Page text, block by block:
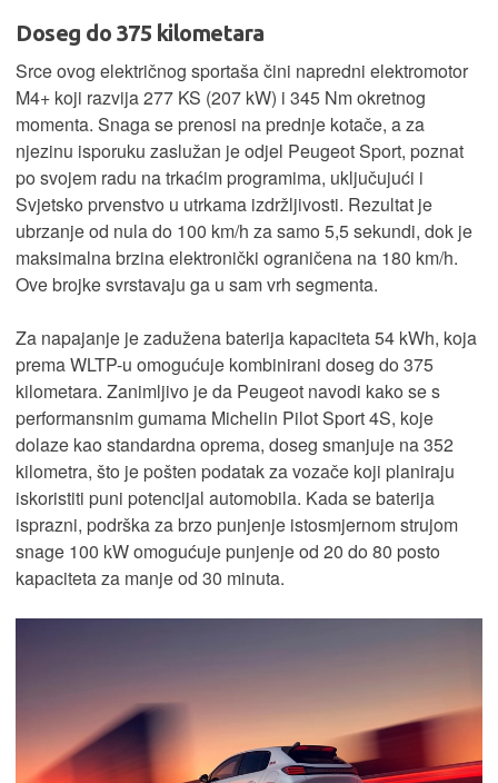
Doseg do 375 kilometara
Srce ovog električnog sportaša čini napredni elektromotor
M4+ koji razvija 277 KS (207 kW) i 345 Nm okretnog
momenta. Snaga se prenosi na prednje kotače, a za
njezinu isporuku zaslužan je odjel Peugeot Sport, poznat
po svojem radu na trkaćim programima, uključujući i
Svjetsko prvenstvo u utrkama izdržljivosti. Rezultat je
ubrzanje od nula do 100 km/h za samo 5,5 sekundi, dok je
maksimalna brzina elektronički ograničena na 180 km/h.
Ove brojke svrstavaju ga u sam vrh segmenta.
Za napajanje je zadužena baterija kapaciteta 54 kWh, koja
prema WLTP-u omogućuje kombinirani doseg do 375
kilometara. Zanimljivo je da Peugeot navodi kako se s
performansnim gumama Michelin Pilot Sport 4S, koje
dolaze kao standardna oprema, doseg smanjuje na 352
kilometra, što je pošten podatak za vozače koji planiraju
iskoristiti puni potencijal automobila. Kada se baterija
isprazni, podrška za brzo punjenje istosmjernom strujom
snage 100 kW omogućuje punjenje od 20 do 80 posto
kapaciteta za manje od 30 minuta.